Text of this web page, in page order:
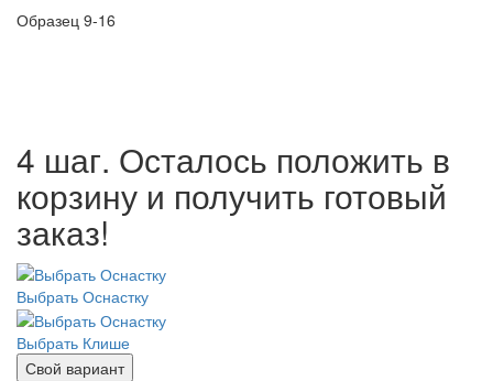
Образец 9-16
4 шаг. Осталось положить в
корзину и получить готовый
заказ!
Выбрать Оснастку
Выбрать Клише
Свой вариант